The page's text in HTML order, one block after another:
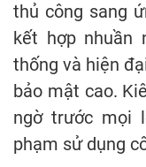
thủ công sang
kết hợp nhuần
thống và hiện
bảo mật cao.
ngờ trước mọi
phạm sử dụng